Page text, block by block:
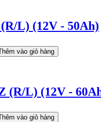
L) (12V - 50Ah)
(R/L) (12V -